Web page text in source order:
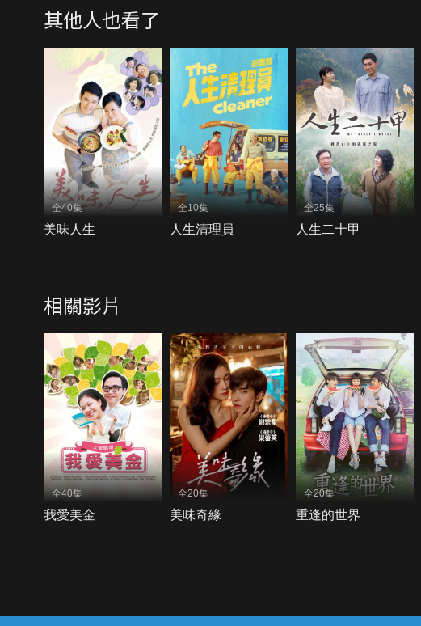
其他人也看了
全40集
美味人生
全10集
人生清理員
全25集
人生二十甲
相關影片
全40集
我愛美金
全20集
美味奇緣
全20集
重逢的世界